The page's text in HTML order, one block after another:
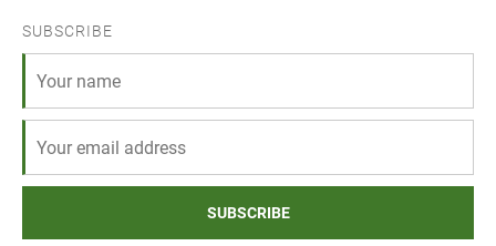
SUBSCRIBE
SUBSCRIBE